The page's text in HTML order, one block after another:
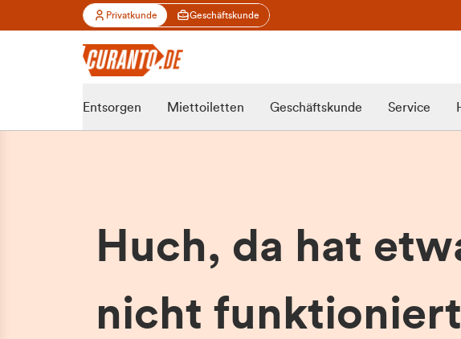
Privatkunde Geschäftskunde
Entsorgen Miettoiletten Geschäftskunde Service
Huch, da hat
nicht